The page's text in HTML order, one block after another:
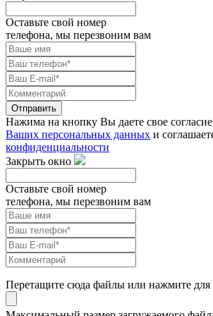
Оставьте свой номер
телефона, мы перезвоним вам
Отправить
Нажима на кнопку Вы даете свое
Ваших персональных данных и
конфиденциальности
Закрыть окно
Оставьте свой номер
телефона, мы перезвоним вам
Перетащите сюда файлы или нажмите для